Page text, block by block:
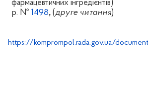
фармацевтичних інгредієнтів)
р. №1498, (друге читання)
https://komprompol.rada.gov.ua/